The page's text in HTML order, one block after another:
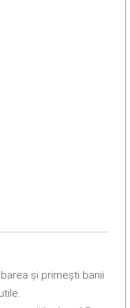
și primești banii